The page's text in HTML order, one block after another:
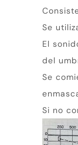
Se
El
del
Se
Si no